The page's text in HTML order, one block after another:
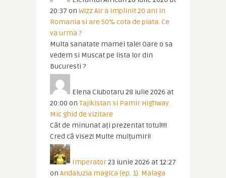
20:37 on Wizz Air a implinit 20 ani in
Romania si are 50% cota de piata. Ce
va urma ?
Multa sanatate mamei tale! Oare o sa
vedem si Muscat pe lista lor din
Bucuresti ?
Elena Ciubotaru 28 iulie 2026 at
20:00 on Tajikistan si Pamir Highway.
Mic ghid de vizitare
Cât de minunat ați prezentat totul!!!!
Cred că visez! Multe mulțumiri!
Imperator23 iunie 2026 at 12:27
on Andaluzia magica (ep. 1). Malaga